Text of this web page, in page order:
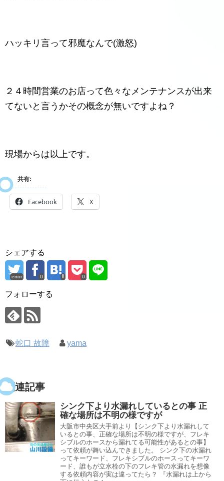
ハッキリ言って邪魔なんで(激怒)
２４時間営業のお店って色々なメンテナンスが出来
てないと言うかその概念が無いですよね？
現場からは以上です。
共有:
Facebook X
シェアする
error 0 0
フォローする
蛇口 故障 yama
関連記事
シンク下より水漏れしているとの事 正
確な場所は不明の様ですが
大阪市中央区大手前より【シンク下より水漏れして
いるとの事、正確な場所は不明の様ですが、フレキ
シブルのホースから漏れてる可能性があるとの事】
って依頼が舞い込んできました。 シンク下の水漏れ
ってキーワード、フレキシブルのホースってキーワ
ード、誰もが立水栓の下のフレキ管の水漏れを想像
する依頼内容が実は違ってたら？ 『水漏れは上から